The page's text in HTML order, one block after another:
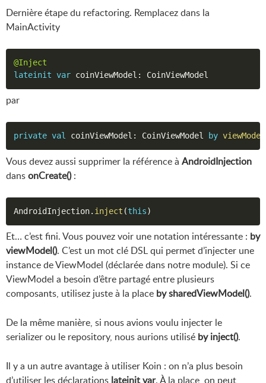
Dernière étape du refactoring. Remplacez dans la
MainActivity
@Inject
lateinit var coinViewModel :
par
private val coinViewModel : CoinViewModel by viewModel
Vous devez aussi supprimer la référence à AndroidInjection
dansonCreate():
AndroidInjection. inject (this)
Et… c’est fini. Vous pouvez voir une notation intéressante : by
viewModel(). C’est un mot clé DSL qui permet d’injecter une
instance de ViewModel (déclarée dans notre module). Si ce
ViewModel a besoin d’être partagé entre plusieurs
composants, utilisez juste à la place by sharedViewModel().
De la même manière, si nous avions voulu injecter le
serializer ou le repository, nous aurions utilisé by inject().
Il y a un autre avantage à utiliser Koin : on n’a plus besoin
d’utiliser les déclarations lateinit var. À la place, on peut